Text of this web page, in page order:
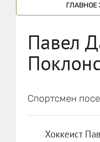
ГЛАВНОЕ
Павел
Спортсмен
Хоккеист